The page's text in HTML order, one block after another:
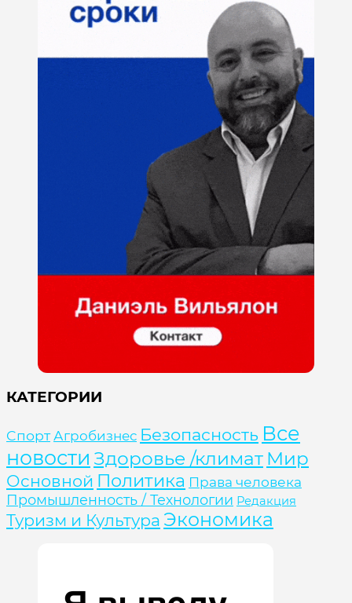
КАТЕГОРИИ
Cпорт Агробизнес Безопасность Все
новости Здоровье /климат Мир
Основной Политика Права человека
Промышленность / Технологии Редакция
Туризм и Культура Экономика